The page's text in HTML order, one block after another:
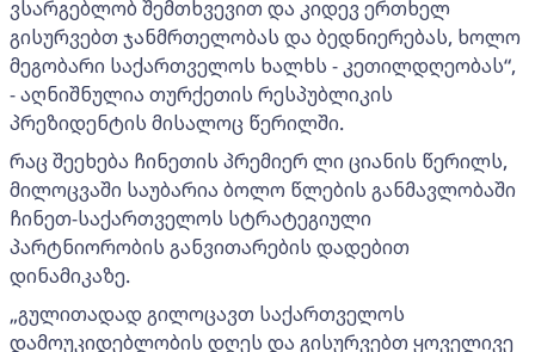
ვსარგებლობ შემთხვევით და კიდევ ერთხელ
გისურვებთ ჯანმრთელობას და ბედნიერებას, ხოლო
მეგობარი საქართველოს ხალხს - კეთილდღეობას“,
- აღნიშნულია თურქეთის რესპუბლიკის
პრეზიდენტის მისალოც წერილში.
რაც შეეხება ჩინეთის პრემიერ ლი ციანის წერილს,
მილოცვაში საუბარია ბოლო წლების განმავლობაში
ჩინეთ-საქართველოს სტრატეგიული
პარტნიორობის განვითარების დადებით
დინამიკაზე.
„გულითადად გილოცავთ საქართველოს
დამოუკიდებლობის დღეს და გისურვებთ ყოველივე